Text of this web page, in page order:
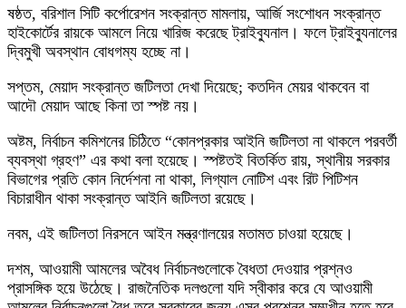
ষষ্ঠত, বরিশাল সিটি কর্পোরেশন সংক্রান্ত মামলায়, আর্জি সংশোধন সংক্রান্ত
হাইকোর্টের রায়কে আমলে নিয়ে খারিজ করেছে ট্রাইব্যুনাল। ফলে ট্রাইব্যুনালের
দ্বিমুখী অবস্থান বোধগম্য হচ্ছে না।
সপ্তম, মেয়াদ সংক্রান্ত জটিলতা দেখা দিয়েছে; কতদিন মেয়র থাকবেন বা
আদৌ মেয়াদ আছে কিনা তা স্পষ্ট নয়।
অষ্টম, নির্বাচন কমিশনের চিঠিতে “কোনপ্রকার আইনি জটিলতা না থাকলে পরবর্তী
ব্যবস্থা গ্রহণ” এর কথা বলা হয়েছে। স্পষ্টতই বিতর্কিত রায়, স্থানীয় সরকার
বিভাগের প্রতি কোন নির্দেশনা না থাকা, লিগ্যাল নোটিশ এবং রিট পিটিশন
বিচারাধীন থাকা সংক্রান্ত আইনি জটিলতা রয়েছে।
নবম, এই জটিলতা নিরসনে আইন মন্ত্রণালয়ের মতামত চাওয়া হয়েছে।
দশম, আওয়ামী আমলের অবৈধ নির্বাচনগুলোকে বৈধতা দেওয়ার প্রশ্নও
প্রাসঙ্গিক হয়ে উঠেছে। রাজনৈতিক দলগুলো যদি স্বীকার করে যে আওয়ামী